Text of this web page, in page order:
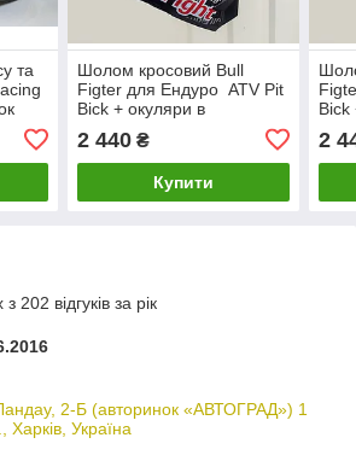
та
Шолом кросовий Bull
Figter для Ендуро ATV Pit
Bick + окуляри в
2 440₴
Купити
Bick
2
202 відгуків за рік
2-Б (авторинок «АВТОГРАД») 1
Харків, Україна